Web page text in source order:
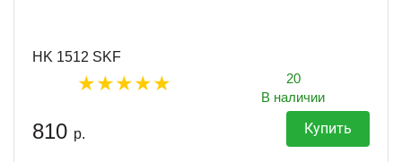
HK 1512 SKF
20
В наличии
810 р. Купить